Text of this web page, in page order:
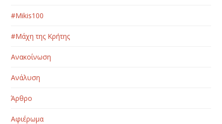
#Μikis100
#Μάχη της Κρήτης
Ανακοίνωση
Ανάλυση
Άρθρο
Αφιέρωμα